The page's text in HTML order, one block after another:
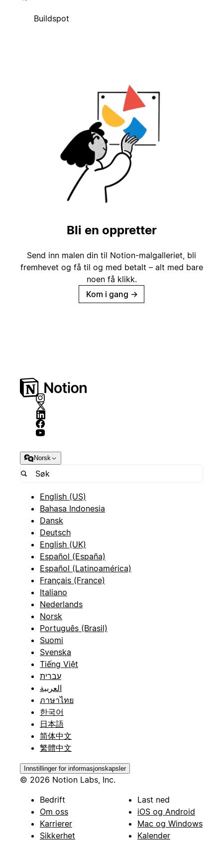
Buildspot
Bli en oppretter
Send inn malen din til Notion-malgalleriet, bli
fremhevet og få til og med betalt – alt med bare
noen få klikk.
Kom i gang →
Norsk
English (US)
Bahasa Indonesia
Dansk
Deutsch
English (UK)
Español (España)
Español (Latinoamérica)
Français (France)
Italiano
Nederlands
Norsk
Português (Brasil)
Suomi
Svenska
Tiếng Việt
עברית
العربية
ภาษาไทย
한국어
日本語
简体中文
繁體中文
Innstillinger for informasjonskapsler
© 2026 Notion Labs, Inc.
Bedrift
Om oss
Karrierer
Sikkerhet
Last ned
iOS og Android
Mac og Windows
Kalender